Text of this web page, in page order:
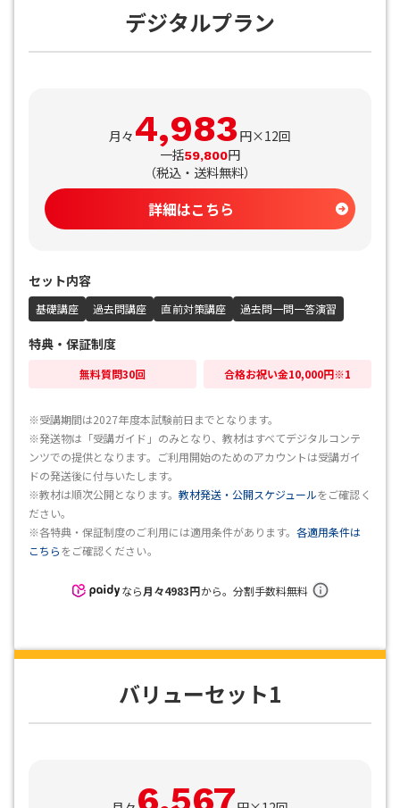
デジタルプラン
月々 4,983 円×12回
一括59,800円
（税込・送料無料）
詳細はこちら
セット内容
基礎講座 過去問講座 直前対策講座 過去問一問一答演習
特典・保証制度
無料質問30回 合格お祝い金10,000円※1
※受講期間は2027年度本試験前日までとなります。
※発送物は「受講ガイド」のみとなり、教材はすべてデジタルコンテ
ンツでの提供となります。ご利用開始のためのアカウントは受講ガイ
ドの発送後に付与いたします。
※教材は順次公開となります。 教材発送・公開スケジュールをご確認く
ださい。
※各特典・保証制度のご利用には適用条件があります。各適用条件は
こちらをご確認ください。
なら月々4983円から。分割手数料無料
バリューセット1